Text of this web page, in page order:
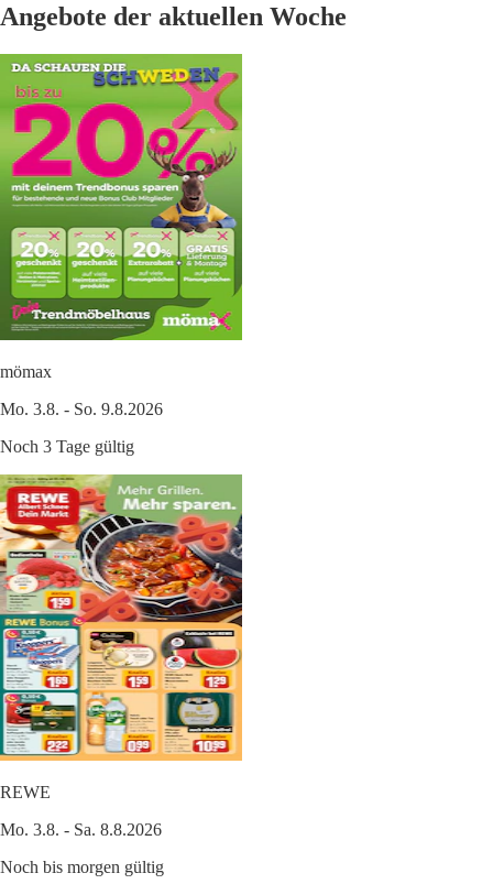
Angebote der aktuellen Woche
mömax
Mo. 3.8. - So. 9.8.2026
Noch 3 Tage gültig
REWE
Mo. 3.8. - Sa. 8.8.2026
Noch bis morgen gültig